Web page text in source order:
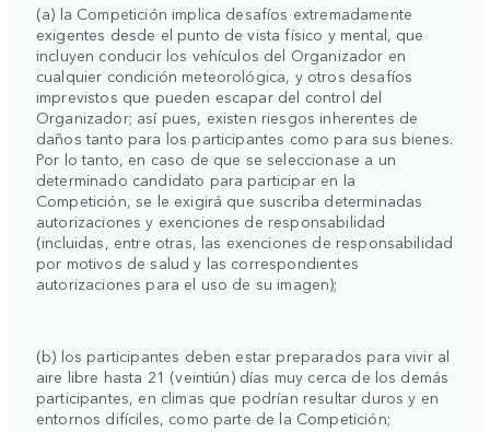
(a) la Competición implica desafíos extremadamente
exigentes desde el punto de vista físico y mental, que
incluyen conducir los vehículos del Organizador en
cualquier condición meteorológica, y otros desafíos
imprevistos que pueden escapar del control del
Organizador; así pues, existen riesgos inherentes de
daños tanto para los participantes como para sus bienes.
Por lo tanto, en caso de que se seleccionase a un
determinado candidato para participar en la
Competición, se le exigirá que suscriba determinadas
autorizaciones y exenciones de responsabilidad
(incluidas, entre otras, las exenciones de responsabilidad
por motivos de salud y las correspondientes
autorizaciones para el uso de su imagen);
(b) los participantes deben estar preparados para vivir al
aire libre hasta 21 (veintiún) días muy cerca de los demás
participantes, en climas que podrían resultar duros y en
entornos difíciles, como parte de la Competición;